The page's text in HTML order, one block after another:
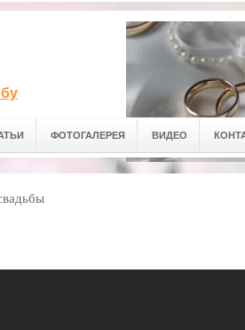
ФОТОГАЛЕРЕЯ ВИДЕО